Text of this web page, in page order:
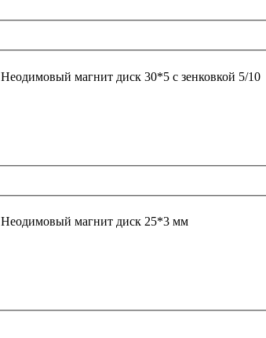
Неодимовый магнит диск 30*5 с зенковкой 5/10
Неодимовый магнит диск 25*3 мм